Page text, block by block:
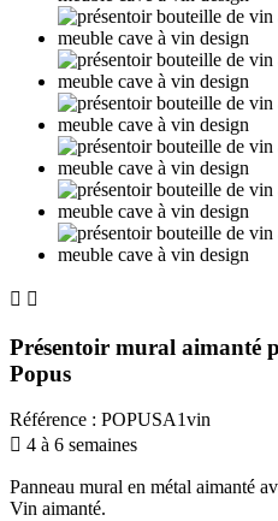
 
Présentoir mural aimanté
Popus
Référence : POPUSA1vin
 4 à 6 semaines
Panneau mural en métal aimanté
Vin aimanté.